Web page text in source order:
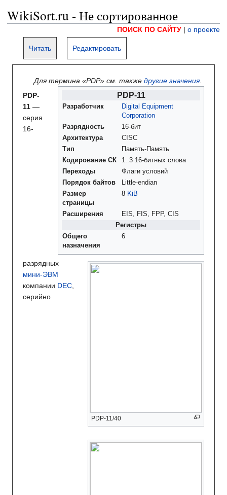
WikiSort.ru - Не сортированное
ПОИСК ПО САЙТУ | о проекте
Читать Редактировать
Для термина «PDP» см. такжедругие значения.
PDP-11
Разработчик
Digital Equipment
Corporation
Разрядность
16-бит
Архитектура
CISC
Тип
Память-Память
Кодирование СК
1..3 16-битных слова
Переходы
Флаги условий
Порядок байтов
Little-endian
Размер
страницы
8 KiB
Расширения
EIS, FIS, FPP, CIS
Регистры
Общего
назначения
6
PDP-11/40
PDP-
11 —
серия
16-
разрядных
мини-ЭВМ
компании DEC,
серийно